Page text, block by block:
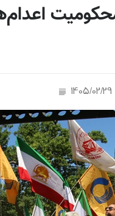
1405/02/29